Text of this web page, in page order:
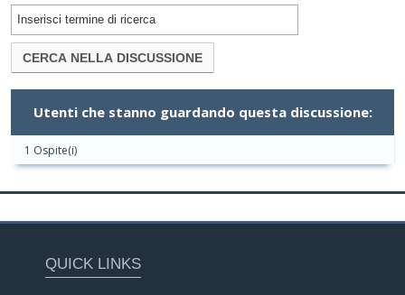
Utenti che stanno guardando questa discussione:
1 Ospite(i)
QUICK LINKS